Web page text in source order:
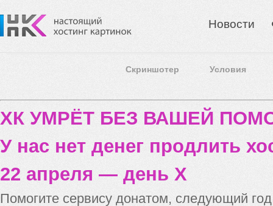
Новости
Скриншотер Условия
ХК УМРЁТ БЕЗ ВАШЕЙ
У нас нет денег продлить
22 апреля — день X
Помогите сервису донатом, следующий